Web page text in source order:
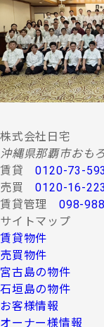
ップ本部
する情報
(２) 当社グル
等に関す
な範囲に
供。
(３) 当社グル
社グルー
又は、Ｅ-
ービスの提
(４) 当社グル
査、商品
各種調査。
(５) 前各項に
ける個人
４.お客様の個
第三者への提供
措置を講じます
囲内において業
令に反しない範
ります。 お客様
下の者に対して
株式会社日宅
沖縄県那覇市おも
賃貸0120-73-
売買0120-16-
賃貸管理 098-
サイトマップ
賃貸物件
売買物件
宮古島の物件
石垣島の物件
お客様情報
オーナー様情報